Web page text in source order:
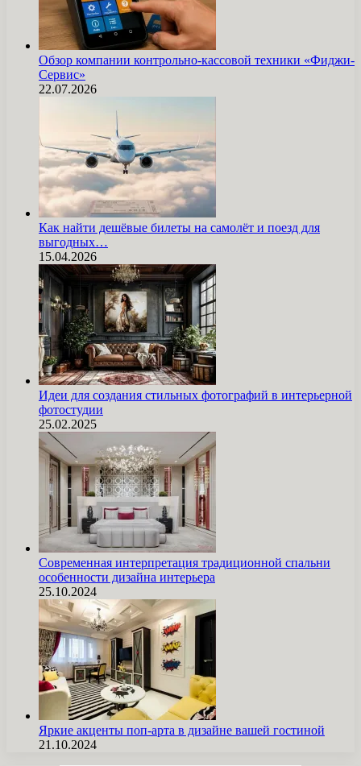
Обзор компании контрольно-кассовой техники «Фиджи-
Сервис»
22.07.2026
Как найти дешёвые билеты на самолёт и поезд для
выгодных…
15.04.2026
Идеи для создания стильных фотографий в интерьерной
фотостудии
25.02.2025
Современная интерпретация традиционной спальни
особенности дизайна интерьера
25.10.2024
Яркие акценты поп-арта в дизайне вашей гостиной
21.10.2024